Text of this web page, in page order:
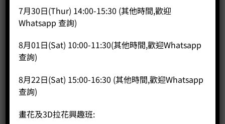
7月30日(Thur) 14:00-15:30 (其他時間,歡迎
Whatsapp 查詢)
8月01日(Sat) 10:00-11:30(其他時間,歡迎Whatsapp
查詢)
8月22日(Sat) 15:00-16:30 (其他時間,歡迎Whatsapp
查詢)
畫花及3D拉花興趣班: